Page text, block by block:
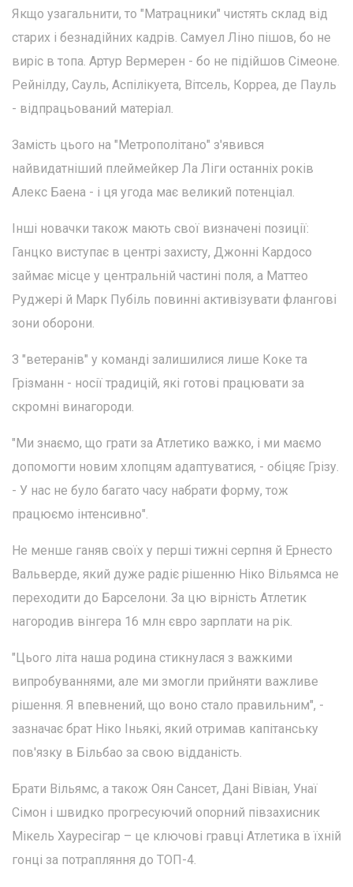
Якщо узагальнити, то "Матрацники" чистять склад від
старих і безнадійних кадрів. Самуел Ліно пішов, бо не
виріс в топа. Артур Вермерен - бо не підійшов Сімеоне.
Рейнілду, Сауль, Аспілікуета, Вітсель, Корреа, де Пауль
- відпрацьований матеріал.
Замість цього на "Метрополітано" з'явився
найвидатніший плеймейкер Ла Ліги останніх років
Алекс Баена - і ця угода має великий потенціал.
Інші новачки також мають свої визначені позиції:
Ганцко виступає в центрі захисту, Джонні Кардосо
займає місце у центральній частині поля, а Маттео
Руджері й Марк Пубіль повинні активізувати флангові
зони оборони.
З "ветеранів" у команді залишилися лише Коке та
Грізманн - носії традицій, які готові працювати за
скромні винагороди.
"Ми знаємо, що грати за Атлетико важко, і ми маємо
допомогти новим хлопцям адаптуватися, - обіцяє Грізу.
- У нас не було багато часу набрати форму, тож
працюємо інтенсивно".
Не менше ганяв своїх у перші тижні серпня й Ернесто
Вальверде, який дуже радіє рішенню Ніко Вільямса не
переходити до Барселони. За цю вірність Атлетик
нагородив вінгера 16 млн євро зарплати на рік.
"Цього літа наша родина стикнулася з важкими
випробуваннями, але ми змогли прийняти важливе
рішення. Я впевнений, що воно стало правильним", -
зазначає брат Ніко Іньякі, який отримав капітанську
пов'язку в Більбао за свою відданість.
Брати Вільямс, а також Оян Сансет, Дані Вівіан, Унаї
Сімон і швидко прогресуючий опорний півзахисник
Мікель Хауресігар – це ключові гравці Атлетика в їхній
гонці за потрапляння до ТОП-4.